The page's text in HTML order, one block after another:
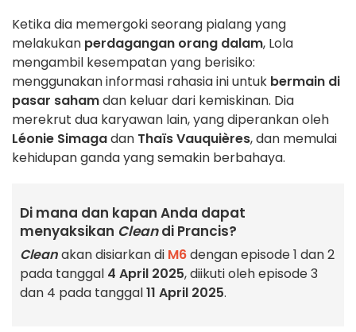
Ketika dia memergoki seorang pialang yang
melakukan perdagangan orang dalam, Lola
mengambil kesempatan yang berisiko:
menggunakan informasi rahasia ini untuk bermain di
pasar sahamdan keluar dari kemiskinan. Dia
merekrut dua karyawan lain, yang diperankan oleh
Léonie Simagadan Thaïs Vauquières, dan memulai
kehidupan ganda yang semakin berbahaya.
Di mana dan kapan Anda dapat
menyaksikan Cleandi Prancis?
Cleanakan disiarkan di M6dengan episode 1 dan 2
pada tanggal 4 April 2025, diikuti oleh episode 3
dan 4 pada tanggal11 April 2025.